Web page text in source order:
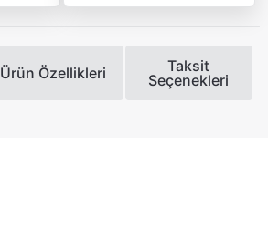
Ürün Özellikleri
Taksit
Seçenekleri